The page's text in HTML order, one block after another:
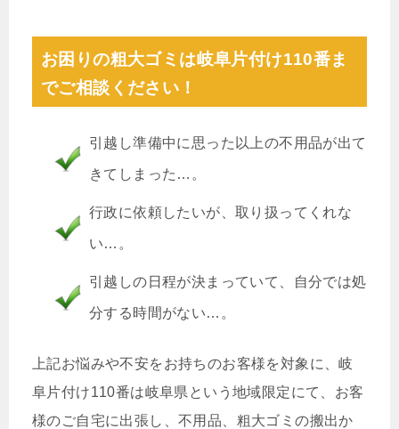
お困りの粗大ゴミは岐阜片付け110番ま
でご相談ください！
引越し準備中に思った以上の不用品が出て
きてしまった…。
行政に依頼したいが、取り扱ってくれな
い…。
引越しの日程が決まっていて、自分では処
分する時間がない…。
上記お悩みや不安をお持ちのお客様を対象に、岐
阜片付け110番は岐阜県という地域限定にて、お客
様のご自宅に出張し、不用品、粗大ゴミの搬出か